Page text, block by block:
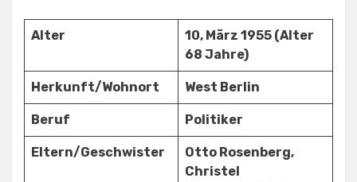
Alter
10, März 1955 (Alter
68 Jahre)
Herkunft/Wohnort West Berlin
Beruf Politiker
Eltern/Geschwister
Otto Rosenberg,
Christel